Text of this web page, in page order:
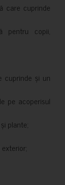
care cuprinde
pentru copii,
cuprinde și un
pe acoperisul
plante;